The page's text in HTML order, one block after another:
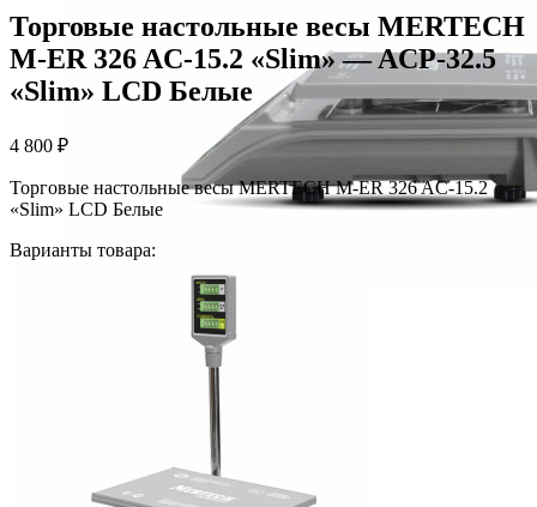
Торговые настольные весы MERTECH
M-ER 326 AC-15.2 «Slim» — ACP-32.5
«Slim» LCD Белые
4 800 ₽
Торговые настольные весы MERTECH M-ER 326 AC-15.2
«Slim» LCD Белые
Варианты товара: